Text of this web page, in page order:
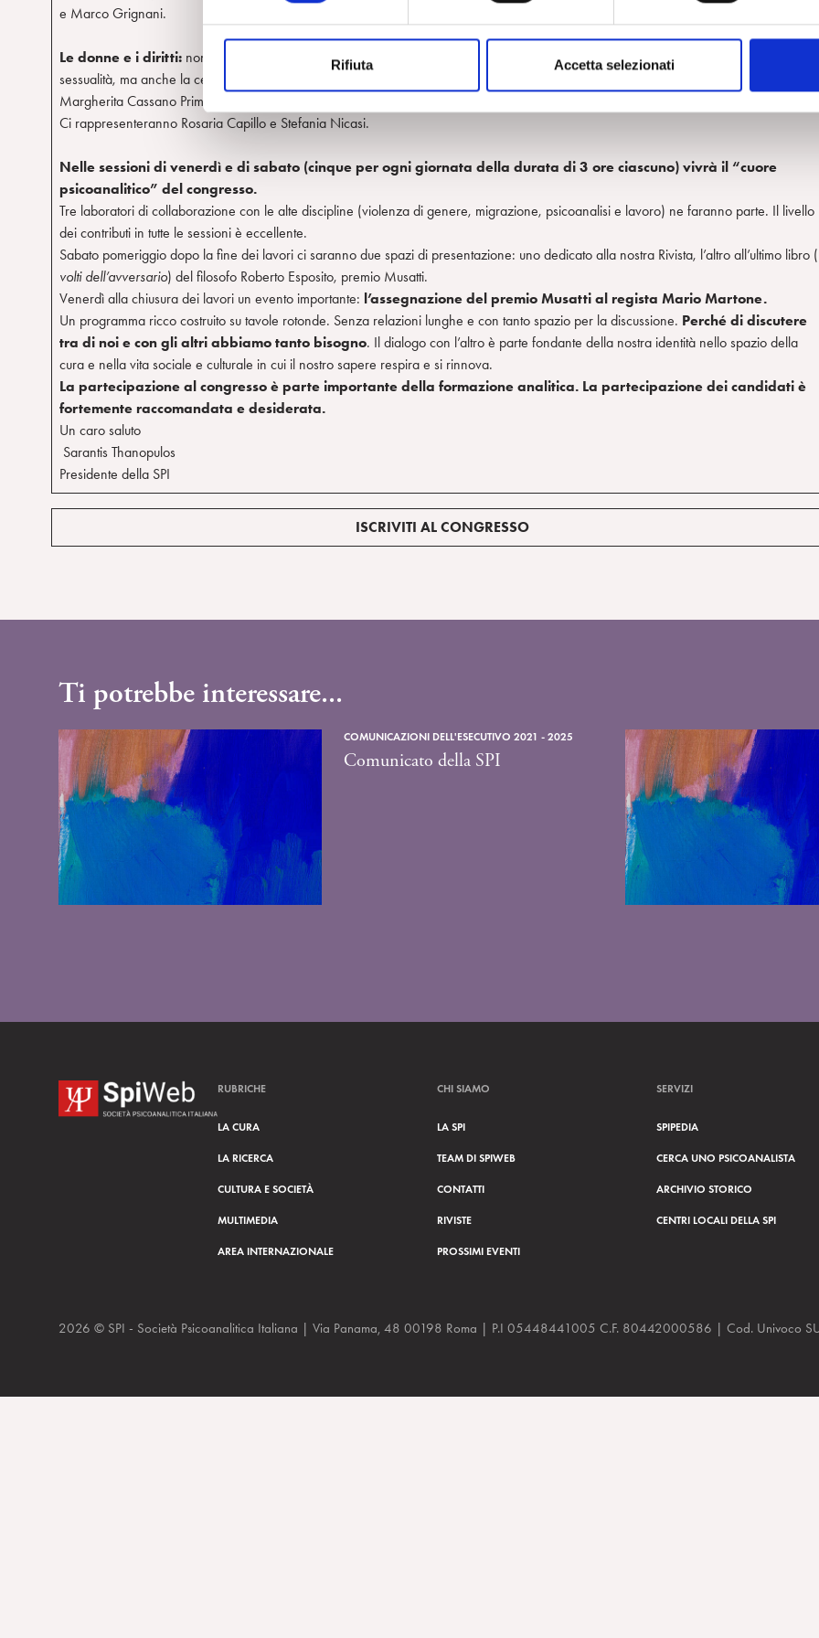
z
e
c
Rifiuta Accetta selezionati
e Marco Grignani.
Le donne e i diritti: non solo i diritti delle donne fortemente discriminate nel campo del lavoro, della politica, della cultura e della
sessualità, ma anche la centralità della donna nella significazione stessa dei diritti e nel loro rispetto. Le nostre interlocutrici sono
Margherita Cassano Prima Presidente della Corte di Cassazione e Silvana Sciarra ex Presidente della Corte Costituzionale.
Ci rappresenteranno Rosaria Capillo e Stefania Nicasi.
Nelle sessioni di venerdì e di sabato (cinque per ogni giornata della durata di 3 ore ciascuno) vivrà il “cuore
psicoanalitico” del congresso.
Tre laboratori di collaborazione con le alte discipline (violenza di genere, migrazione, psicoanalisi e lavoro) ne faranno parte. Il livello
dei contributi in tutte le sessioni è eccellente.
Sabato pomeriggio dopo la fine dei lavori ci saranno due spazi di presentazione: uno dedicato alla nostra Rivista, l’altro all’ultimo libro (
volti dell’avversario) del filosofo Roberto Esposito, premio Musatti.
Venerdì alla chiusura dei lavori un evento importante: l’assegnazione del premio Musatti al regista Mario Martone.
Un programma ricco costruito su tavole rotonde. Senza relazioni lunghe e con tanto spazio per la discussione. Perché di discutere
tra di noi e con gli altri abbiamo tanto bisogno. Il dialogo con l’altro è parte fondante della nostra identità nello spazio della
cura e nella vita sociale e culturale in cui il nostro sapere respira e si rinnova.
La partecipazione al congresso è parte importante della formazione analitica. La partecipazione dei candidati è
fortemente raccomandata e desiderata.
Un caro saluto
Sarantis Thanopulos
Presidente della SPI
ISCRIVITI AL CONGRESSO
Ti potrebbe interessare...
COMUNICAZIONI DELL'ESECUTIVO 2021 - 2025
Comunicato della SPI
RUBRICHE
LA CURA
LA RICERCA
CULTURA E SOCIETÀ
MULTIMEDIA
AREA INTERNAZIONALE
CHI SIAMO
LA SPI
TEAM DI SPIWEB
CONTATTI
RIVISTE
PROSSIMI EVENTI
SERVIZI
SPIPEDIA
CERCA UNO PSICOANALISTA
ARCHIVIO STORICO
CENTRI LOCALI DELLA SPI
2026 © SPI - Società Psicoanalitica Italiana | Via Panama, 48 00198 Roma | P.I 05448441005 C.F. 80442000586 | Cod. Univoco